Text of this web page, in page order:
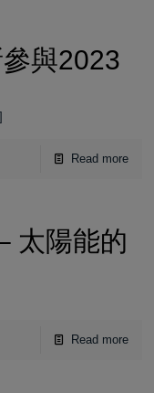
與2023
Read more
太陽能的
Read more